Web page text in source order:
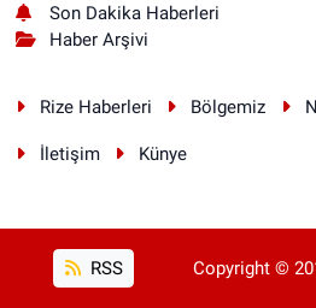
Son Dakika Haberleri
Haber Arşivi
Rize Haberleri Bölgemiz
İletişim Künye
RSS Copyright ©